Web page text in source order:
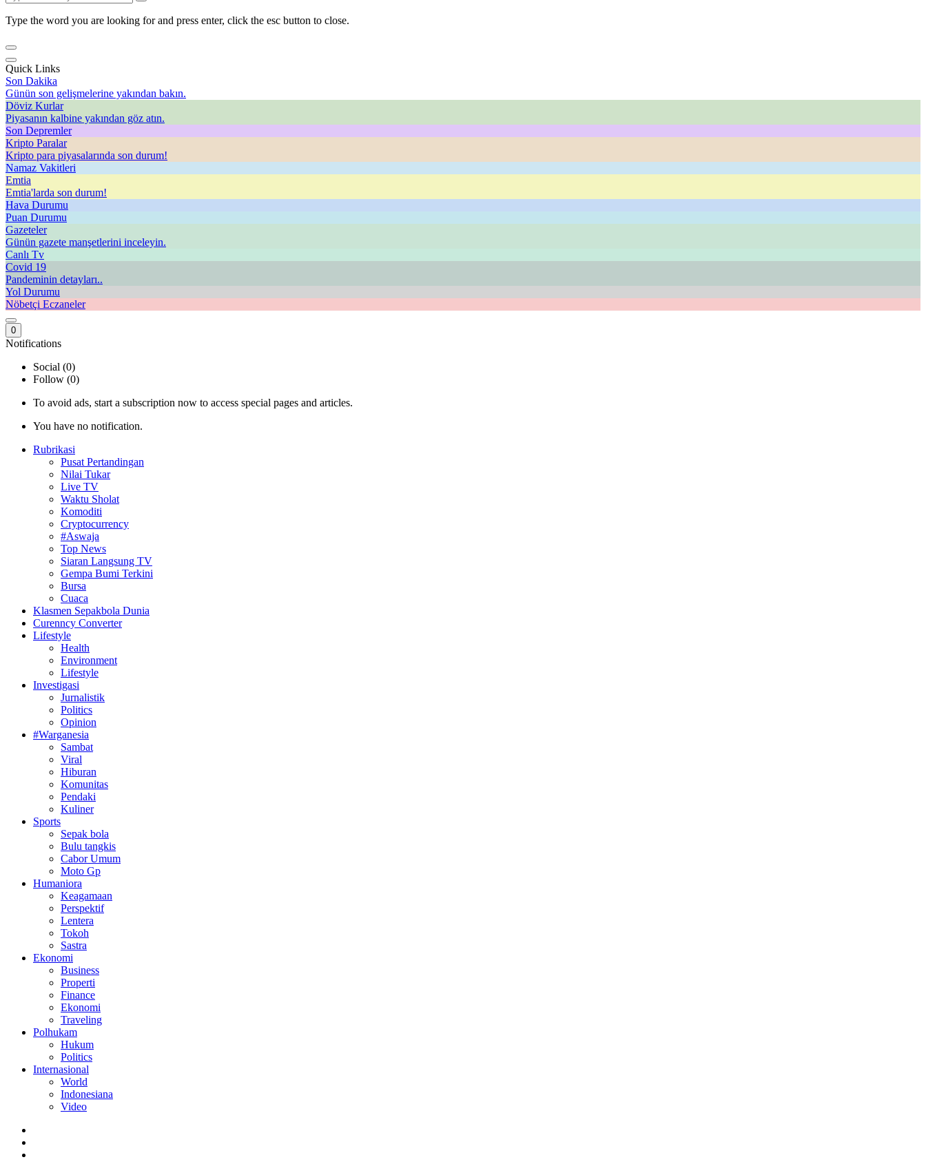
Type the word you are looking for and press enter, click the esc button to close.
Quick Links
Son Dakika
Günün son gelişmelerine yakından bakın.
Döviz Kurlar
Piyasanın kalbine yakından göz atın.
Son Depremler
Kripto Paralar
Kripto para piyasalarında son durum!
Namaz Vakitleri
Emtia
Emtia'larda son durum!
Hava Durumu
Puan Durumu
Gazeteler
Günün gazete manşetlerini inceleyin.
Canlı Tv
Covid 19
Pandeminin detayları..
Yol Durumu
Nöbetçi Eczaneler
0
Notifications
Social (0)
Follow (0)
To avoid ads, start a subscription now to access special pages and articles.
You have no notification.
Rubrikasi
Pusat Pertandingan
Nilai Tukar
Live TV
Waktu Sholat
Komoditi
Cryptocurrency
#Aswaja
Top News
Siaran Langsung TV
Gempa Bumi Terkini
Bursa
Cuaca
Klasmen Sepakbola Dunia
Curenncy Converter
Lifestyle
Health
Environment
Lifestyle
Investigasi
Jurnalistik
Politics
Opinion
#Warganesia
Sambat
Viral
Hiburan
Komunitas
Pendaki
Kuliner
Sports
Sepak bola
Bulu tangkis
Cabor Umum
Moto Gp
Humaniora
Keagamaan
Perspektif
Lentera
Tokoh
Sastra
Ekonomi
Business
Properti
Finance
Ekonomi
Traveling
Polhukam
Hukum
Politics
Internasional
World
Indonesiana
Video